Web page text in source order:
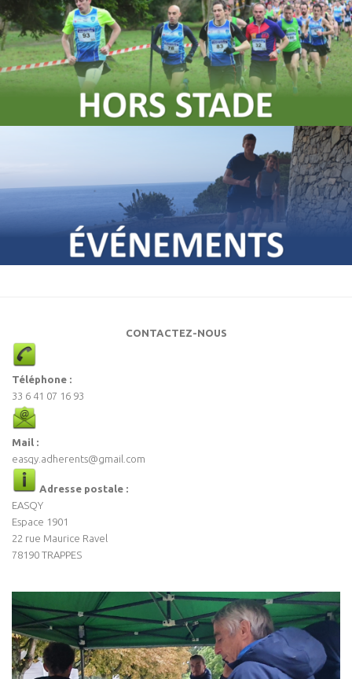
CONTACTEZ-NOUS
Téléphone :
33 6 41 07 16 93
Mail :
easqy.adherents@gmail.com
Adresse postale :
EASQY
Espace 1901
22 rue Maurice Ravel
78190 TRAPPES